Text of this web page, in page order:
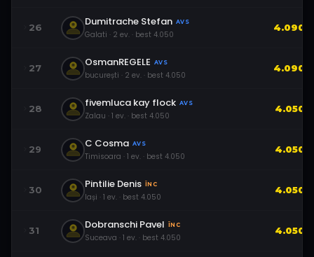
26 Dumitrache Stefan AVS
Galati · 2 ev. · best 4.050
4.090
27 OsmanREGELE AVS
bucurești · 2 ev. · best 4.050
4.090
28 fivemluca kay flock AVS
Zalau · 1 ev. · best 4.050
4.050
29 C Cosma AVS
Timisoara · 1 ev. · best 4.050
4.050
30 Pintilie Denis ÎNC
Iași · 1 ev. · best 4.050
4.050
31 Dobranschi Pavel ÎNC
Suceava · 1 ev. · best 4.050
4.050